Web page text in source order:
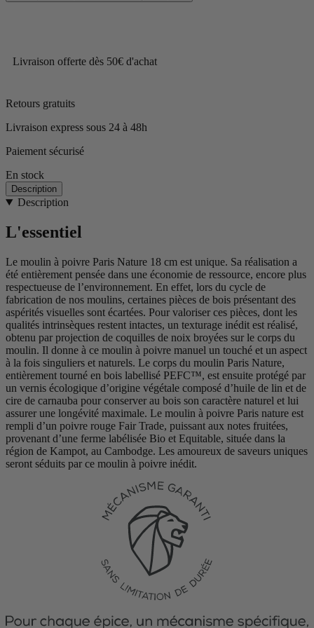
Livraison offerte dès 50€ d'achat
Retours gratuits
Livraison express sous 24 à 48h
Paiement sécurisé
En stock
Description
Description
L'essentiel
Le moulin à poivre Paris Nature 18 cm est unique. Sa réalisation a
été entièrement pensée dans une économie de ressource, encore plus
respectueuse de l’environnement. En effet, lors du cycle de
fabrication de nos moulins, certaines pièces de bois présentant des
aspérités visuelles sont écartées. Pour valoriser ces pièces, dont les
qualités intrinsèques restent intactes, un texturage inédit est réalisé,
obtenu par projection de coquilles de noix broyées sur le corps du
moulin. Il donne à ce moulin à poivre manuel un touché et un aspect
à la fois singuliers et naturels. Le corps du moulin Paris Nature,
entièrement tourné en bois labellisé PEFC™, est ensuite protégé par
un vernis écologique d’origine végétale composé d’huile de lin et de
cire de carnauba pour conserver au bois son caractère naturel et lui
assurer une longévité maximale. Le moulin à poivre Paris nature est
rempli d’un poivre rouge Fair Trade, puissant aux notes fruitées,
provenant d’une ferme labélisée Bio et Equitable, située dans la
région de Kampot, au Cambodge. Les amoureux de saveurs uniques
seront séduits par ce moulin à poivre inédit.